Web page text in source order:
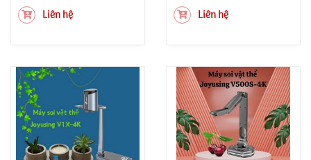
Liên hệ Liên hệ